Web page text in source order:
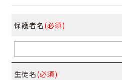
保護者名(必須)
生徒名(必須)